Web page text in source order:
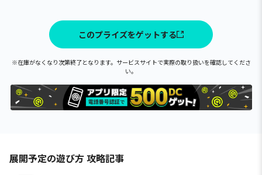
このプライズをゲットする
※在庫がなくなり次第終了となります。サービスサイトで実際の取り扱いを確認してくださ
い。
展開予定の遊び方 攻略記事